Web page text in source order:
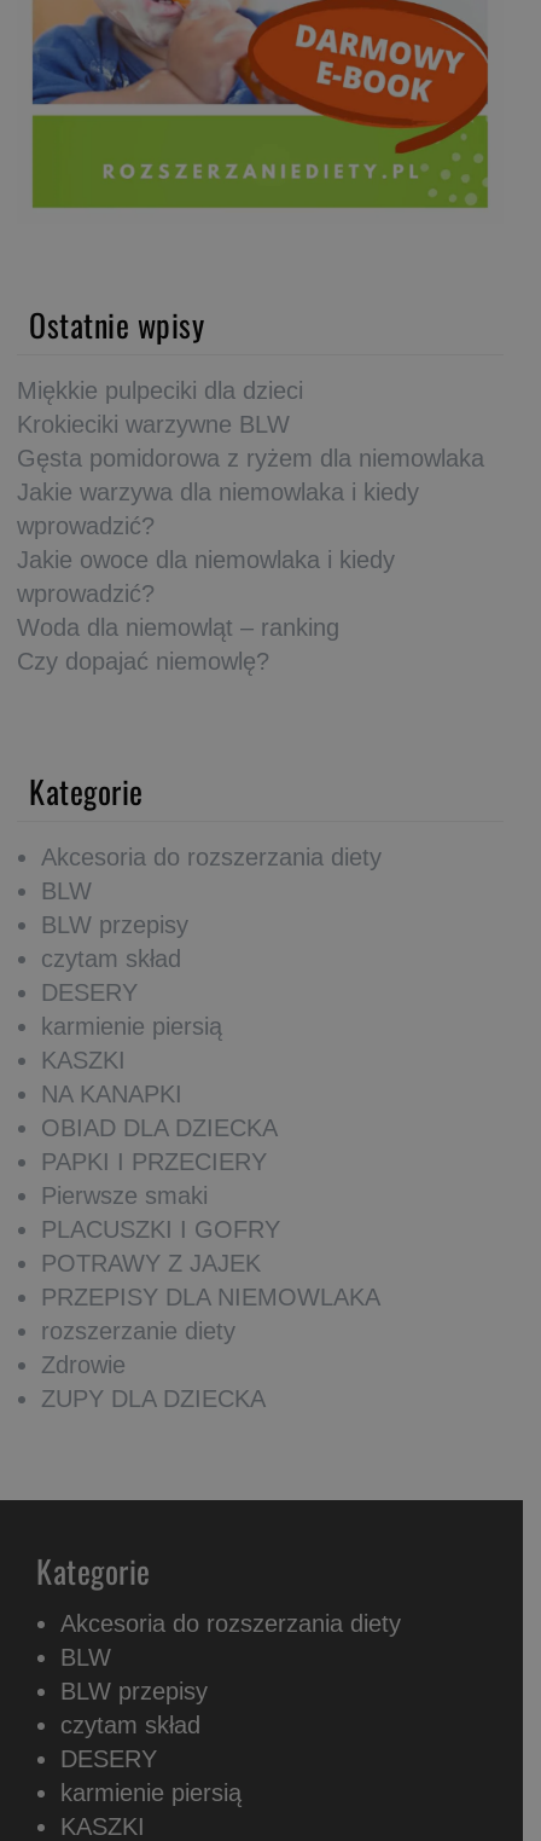
Ostatnie wpisy
Miękkie pulpeciki dla dzieci
Krokieciki warzywne BLW
Gęsta pomidorowa z ryżem dla niemowlaka
Jakie warzywa dla niemowlaka i kiedy
wprowadzić?
Jakie owoce dla niemowlaka i kiedy
wprowadzić?
Woda dla niemowląt – ranking
Czy dopajać niemowlę?
Kategorie
Akcesoria do rozszerzania diety
BLW
BLW przepisy
czytam skład
DESERY
karmienie piersią
KASZKI
NA KANAPKI
OBIAD DLA DZIECKA
PAPKI I PRZECIERY
Pierwsze smaki
PLACUSZKI I GOFRY
POTRAWY Z JAJEK
PRZEPISY DLA NIEMOWLAKA
rozszerzanie diety
Zdrowie
ZUPY DLA DZIECKA
Kategorie
Akcesoria do rozszerzania diety
BLW
BLW przepisy
czytam skład
DESERY
karmienie piersią
KASZKI